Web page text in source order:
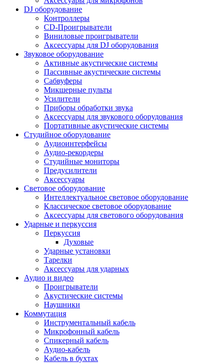
DJ оборудование
Контроллеры
CD-Проигрыватели
Виниловые проигрыватели
Аксессуары для DJ оборудования
Звуковое оборудование
Активные акустические системы
Пассивные акустические системы
Сабвуферы
Микшерные пульты
Усилители
Приборы обработки звука
Аксессуары для звукового оборудования
Портативные акустические системы
Студийное оборудование
Аудиоинтерфейсы
Аудио-рекордеры
Студийные мониторы
Предусилители
Аксессуары
Световое оборудование
Интеллектуальное световое оборудование
Классическое световое оборудование
Аксессуары для светового оборудования
Ударные и перкуссия
Перкуссия
Духовые
Ударные установки
Тарелки
Аксессуары для ударных
Аудио и видео
Проигрыватели
Акустические системы
Наушники
Коммутация
Инструментальный кабель
Микрофонный кабель
Спикерный кабель
Аудио-кабель
Кабель в бухтах